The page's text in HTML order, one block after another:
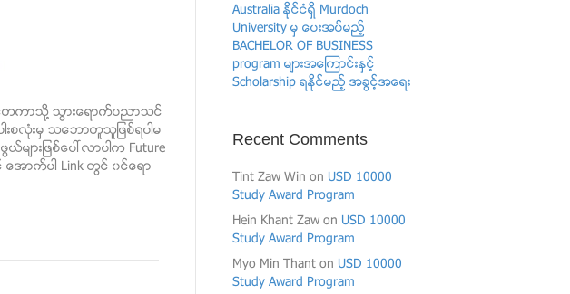
ကာသို႔ သြားေရာက္ပညာသင္
းစလံုးမွ သေဘာတူသူျဖစ္ရပါမ
ယ္မ်ားျဖစ္ေပၚလာပါက Future
ာက္ပါ Link တြင္ ၀င္ေရာ
Australia ႏိုင္ငံရွိ Murdoch
University မွ ေပးအပ္မည့္
BACHELOR OF BUSINESS
program မ်ားအေၾကာင္းႏွင့္
Scholarship ရႏိုင္မည့္ အခြင့္အေရး
Recent Comments
Tint Zaw Win on USD 10000
Study Award Program
Hein Khant Zawon USD 10000
Study Award Program
Myo Min Thanton USD 10000
Study Award Program